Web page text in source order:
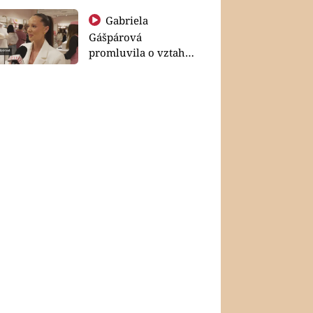
Gabriela
Gášpárová
promluvila o vztahu